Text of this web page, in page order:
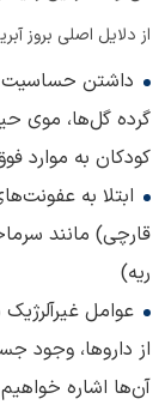
از دلایل اصلی بروز
داشتن حساسیت
کودکان به موارد
ابتلا به
قارچی) مانند
ریه)
عوامل
از داروها، وجود
آن‌ها اشاره